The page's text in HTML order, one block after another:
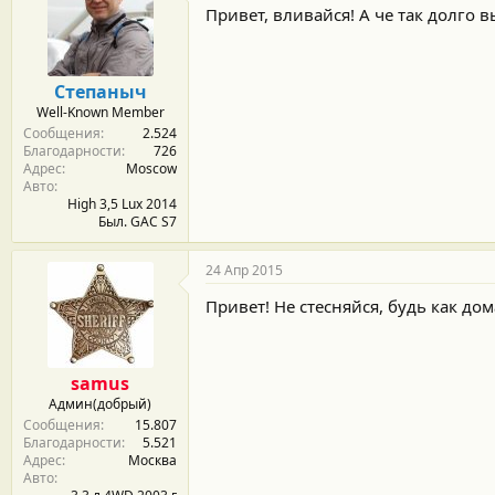
Степаныч
Well-Known Member
Сообщения
2.524
Благодарности
726
Адрес
Moscow
Авто
High 3,5 Lux 2014
Был. GAC S7
Привет, вливайся! А че так долго
samus
Админ(добрый)
Сообщения
15.807
Благодарности
5.521
Адрес
Москва
Авто
24 Апр 2015
Привет! Не стесняйся, будь как